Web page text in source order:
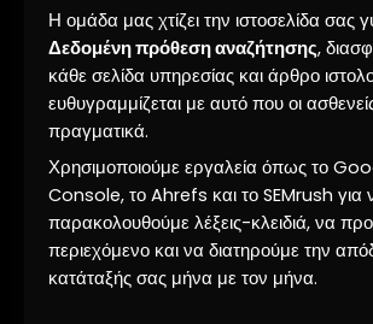
Η ομάδα μας χτίζει την ιστοσελίδα σας
Δεδομένη πρόθεση αναζήτησης,
κάθε σελίδα υπηρεσίας και άρθρο
ευθυγραμμίζεται με αυτό που οι
πραγματικά.
Χρησιμοποιούμε εργαλεία όπως το
Console, το Ahrefs και το SEMrush για
παρακολουθούμε λέξεις-κλειδιά, να
περιεχόμενο και να διατηρούμε την
κατάταξής σας μήνα με τον μήνα.